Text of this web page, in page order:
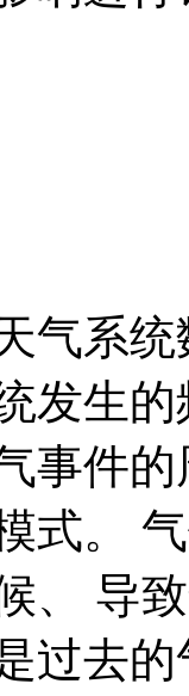
气系
发生
事件
式。
、 导
过去